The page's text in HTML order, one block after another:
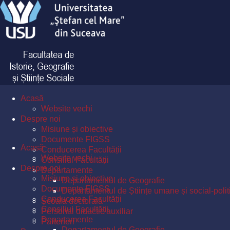
Acasă
Website vechi
Despre noi
Misiune și obiective
Documente FIGSS
Conducerea Facultății
Consiliul Facultății
Departamente
Departamentul de Geografie
Departamentul de Științe umane și social-
Școala doctorală
Personal didactic auxiliar
Parteneri
Acasă
Website vechi
Despre noi
Misiune și obiective
Documente FIGSS
Conducerea Facultății
Consiliul Facultății
Departamente